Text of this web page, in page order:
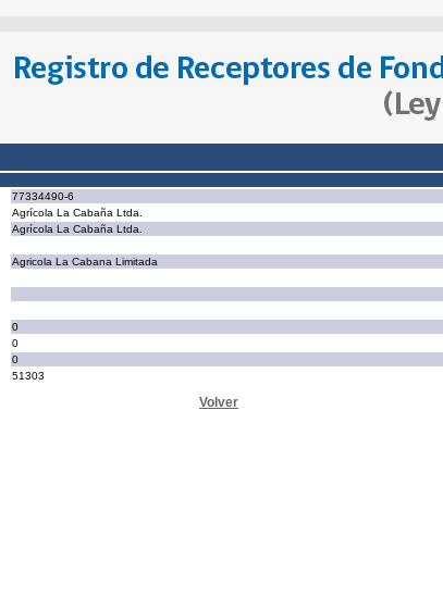
77334490-6
Agrícola La Cabaña Ltda.
Agrícola La Cabaña Ltda.
Agricola La Cabana Limitada
0
0
0
51303
Volver